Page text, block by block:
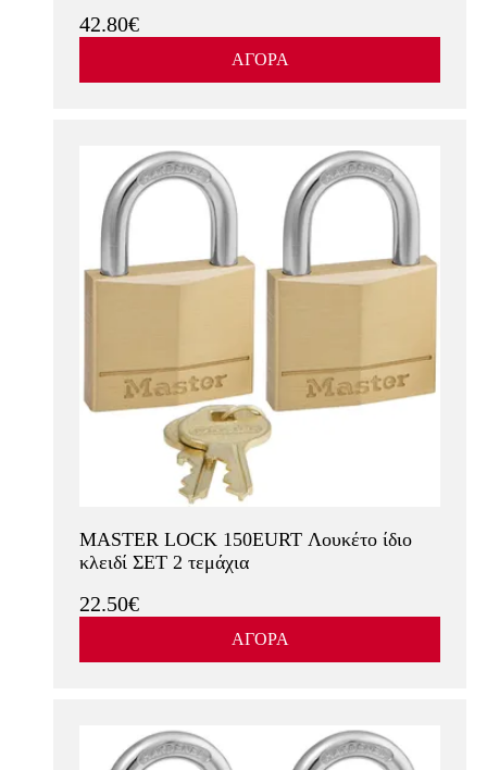
42.80€
ΑΓΟΡΑ
MASTER LOCK 150EURT Λουκέτο ίδιο
κλειδί ΣΕΤ 2 τεμάχια
22.50€
ΑΓΟΡΑ